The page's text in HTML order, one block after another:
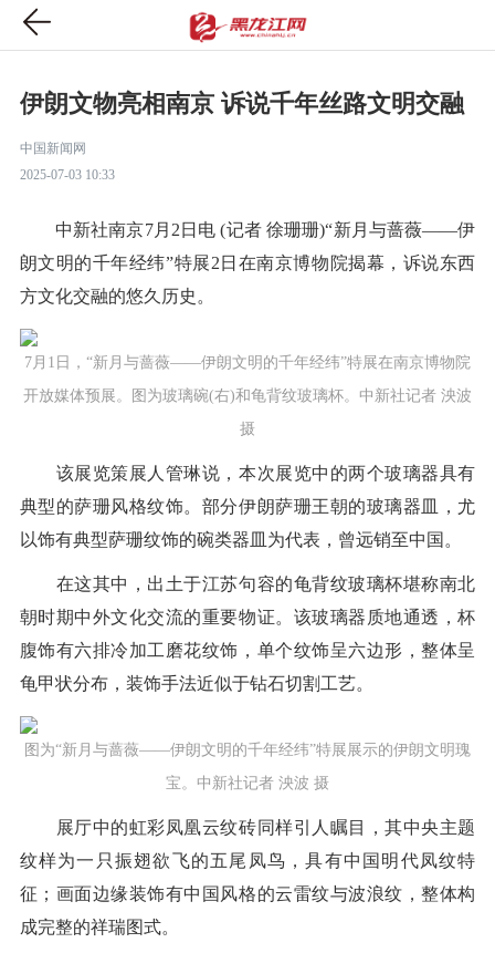
伊朗文物亮相南京 诉说千年丝路文明交融
中国新闻网
2025-07-03 10:33
中新社南京7月2日电 (记者 徐珊珊)“新月与蔷薇——伊
朗文明的千年经纬”特展2日在南京博物院揭幕，诉说东西
方文化交融的悠久历史。
7月1日，“新月与蔷薇——伊朗文明的千年经纬”特展在南京博物院
开放媒体预展。图为玻璃碗(右)和龟背纹玻璃杯。中新社记者 泱波
摄
该展览策展人管琳说，本次展览中的两个玻璃器具有
典型的萨珊风格纹饰。部分伊朗萨珊王朝的玻璃器皿，尤
以饰有典型萨珊纹饰的碗类器皿为代表，曾远销至中国。
在这其中，出土于江苏句容的龟背纹玻璃杯堪称南北
朝时期中外文化交流的重要物证。该玻璃器质地通透，杯
腹饰有六排冷加工磨花纹饰，单个纹饰呈六边形，整体呈
龟甲状分布，装饰手法近似于钻石切割工艺。
图为“新月与蔷薇——伊朗文明的千年经纬”特展展示的伊朗文明瑰
宝。中新社记者 泱波 摄
展厅中的虹彩凤凰云纹砖同样引人瞩目，其中央主题
纹样为一只振翅欲飞的五尾凤鸟，具有中国明代凤纹特
征；画面边缘装饰有中国风格的云雷纹与波浪纹，整体构
成完整的祥瑞图式。